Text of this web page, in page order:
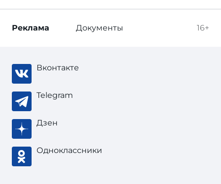
16+
Реклама Документы
Вконтакте
Telegram
Дзен
Одноклассники